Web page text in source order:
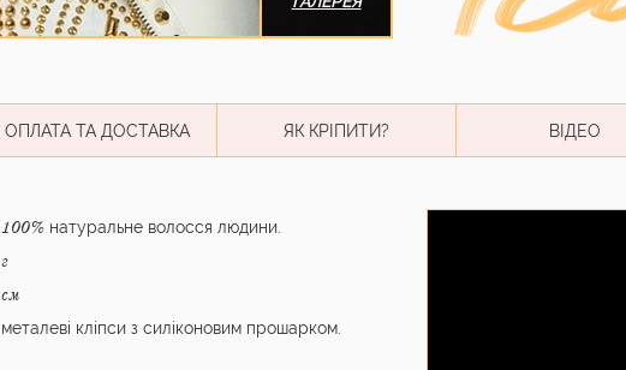
ОПЛАТА ТА ДОСТАВКА ЯК КРІПИТИ? ВІДЕО
100% натуральне волосся людини.
г
см
металеві кліпси з силіконовим прошарком.